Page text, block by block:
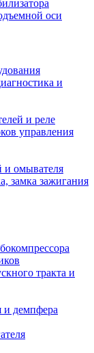
оси
и
и реле
управления
и омывателя
замка зажигания
тракта и
и демпфера